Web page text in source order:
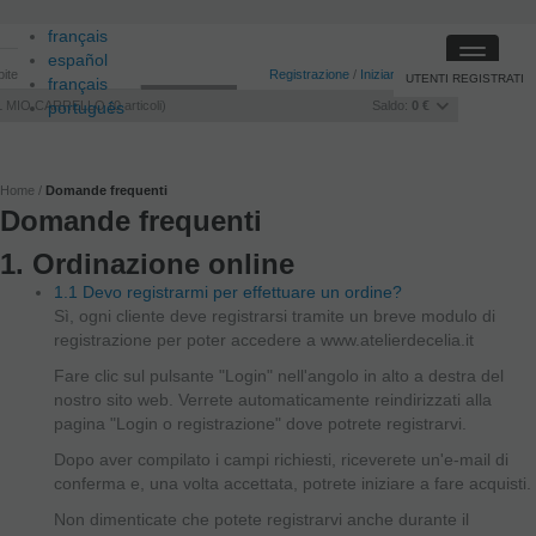
français
español
français
português
Registrazione / Iniziare sessione
MIO CARRELLO 0articoli Saldo: 0 €
UTENTI REGISTRATI
Toggle
Home Domande frequenti
Domande frequenti
1. Ordinazione online
1.1 Devo registrarmi per effettuare un ordine?
Sì, ogni cliente deve registrarsi tramite un breve modulo di
registrazione per poter accedere a www.atelierdecelia.it
Fare clic sul pulsante "Login" nell'angolo in alto a destra del
nostro sito web. Verrete automaticamente reindirizzati alla
pagina "Login o registrazione" dove potrete registrarvi.
Dopo aver compilato i campi richiesti, riceverete un'e-mail di
conferma e, una volta accettata, potrete iniziare a fare acquisti.
Non dimenticate che potete registrarvi anche durante il